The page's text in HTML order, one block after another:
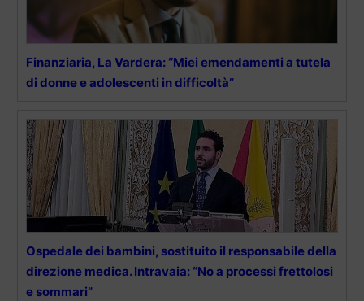
Finanziaria, La Vardera: “Miei emendamenti a tutela
di donne e adolescenti in difficoltà”
Ospedale dei bambini, sostituito il responsabile della
direzione medica. Intravaia: “No a processi frettolosi
e sommari”